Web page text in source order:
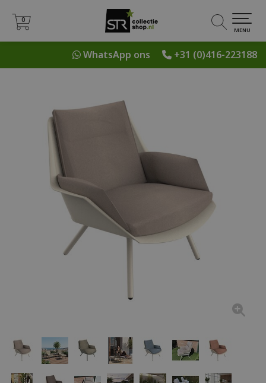
+31 (0)416-223188
WhatsApp ons
0
0
MENU